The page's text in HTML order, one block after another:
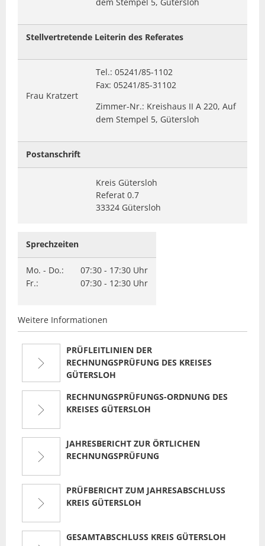
Stellvertretende Leiterin des Referates
Frau Kratzert
Tel.: 05241/85-1102
Fax: 05241/85-31102
Zimmer-Nr.: Kreishaus II A 220, Auf
dem Stempel 5, Gütersloh
Postanschrift
Kreis Gütersloh
Referat 0.7
33324 Gütersloh
Sprechzeiten
Mo. - Do.:
Fr.:
07:30 - 17:30 Uhr
07:30 - 12:30 Uhr
Weitere Informationen
PRÜFLEITLINIEN DER
RECHNUNGSPRÜFUNG DES KREISES
GÜTERSLOH
RECHNUNGSPRÜFUNGS-ORDNUNG DES
KREISES GÜTERSLOH
JAHRESBERICHT ZUR ÖRTLICHEN
RECHNUNGSPRÜFUNG
PRÜFBERICHT ZUM JAHRESABSCHLUSS
KREIS GÜTERSLOH
GESAMTABSCHLUSS KREIS GÜTERSLOH